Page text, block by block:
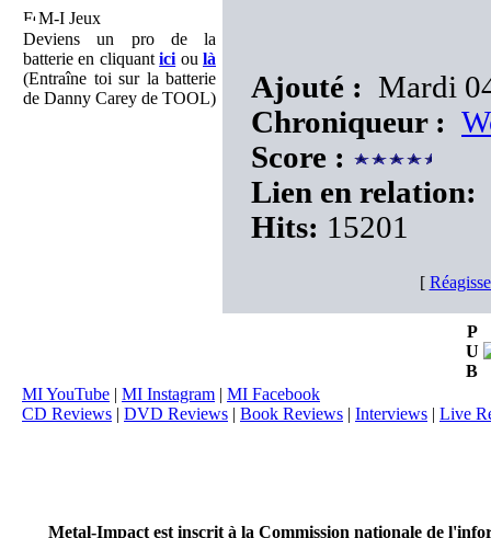
M-I Jeux
Deviens un pro de la
batterie en cliquantici oulà
(Entraîne toi sur la batterie
de Danny Carey de TOOL)
Ajouté : Mardi
Chroniqueur :
Score :
Lien en relation:
Hits: 15201
[
P
U
B
MI YouTube | MI Instagram | MI Facebook
CD Reviews | DVD Reviews | Book Reviews | Interviews | Live
Metal-Impact est inscrit à la Commission nationale de